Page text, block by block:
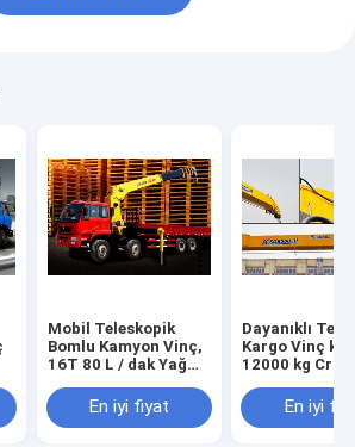
Mobil Teleskopik
Bomlu Kamyon Vinç,
16T 80 L / dak Yağ
En iyi fiyat
Dayanıklı
Kargo Vinç
12000 kg
En iyi